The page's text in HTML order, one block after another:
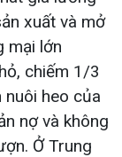
xuất và mở
mại lớn
chiếm 1/3
heo của
nợ và không
Ở Trung